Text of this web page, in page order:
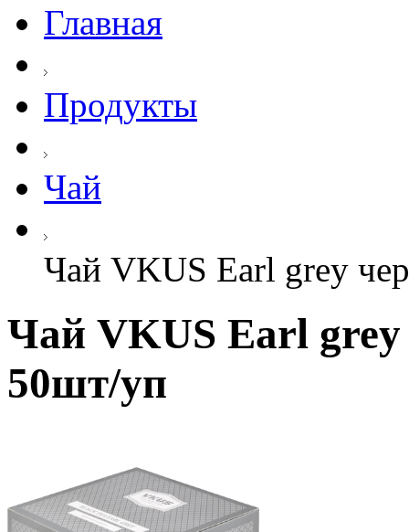
Главная
Продукты
Чай
Чай VKUS Earl grey
Чай VKUS Earl
50шт/уп